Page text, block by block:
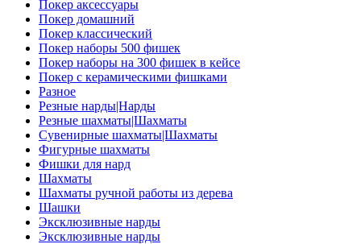
Покер аксессуары
Покер домашний
Покер классический
Покер наборы 500 фишек
Покер наборы на 300 фишек в кейсе
Покер с керамическими фишками
Разное
Резные нарды|Нарды
Резные шахматы|Шахматы
Сувенирные шахматы|Шахматы
Фигурные шахматы
Фишки для нард
Шахматы
Шахматы ручной работы из дерева
Шашки
Эксклюзивные нарды
Эксклюзивные нарды